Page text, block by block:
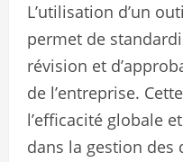
L’utilisation d’un
permet de
révision et
de l’entreprise.
l’efficacité globale
dans la gestion